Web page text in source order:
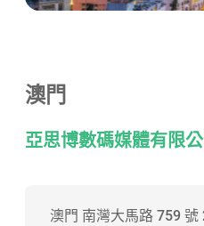
澳門
亞思博數碼媒體有限
澳門 南灣大馬路 759 號